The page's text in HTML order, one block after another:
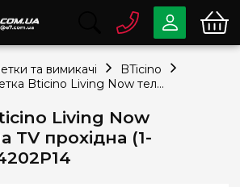
Living Now
TV прохідна (1-
0 80033-63-07
info@e7.com.ua
044334-79-78
Viber Telegram
та вимикачі
BTicino
Розетка Bticino Living Now телевізійна TV прохідна (1-модуль) K4202P14